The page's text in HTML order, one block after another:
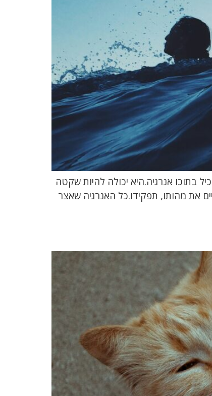
בתוכו אנרגיה.היא יכולה להיות שקטה
את מהותו, תפקידו.כל האנרגיה שאצר